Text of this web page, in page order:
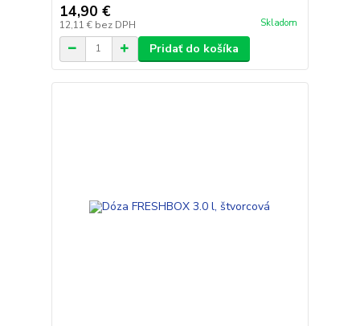
14,90 €
12,11 € bez DPH Skladom
Pridať do košíka